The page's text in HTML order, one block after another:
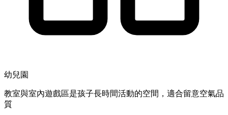
幼兒園
教室與室內遊戲區是孩子長時間活動的空間，適合留意空氣品
質